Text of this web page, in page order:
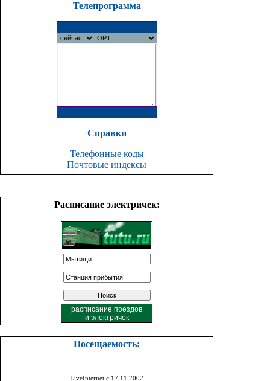
Телепрограмма
Справки
Телефонные коды
Почтовые индексы
Расписание электричек:
расписание поездов
и электричек
Посещаемость:
LiveInternet с 17.11.2002